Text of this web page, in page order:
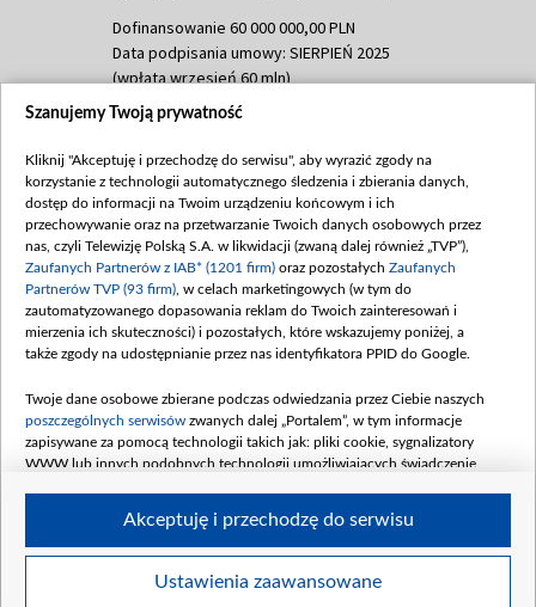
Dofinansowanie 60 000 000,00 PLN
Data podpisania umowy: SIERPIEŃ 2025
(wpłata wrzesień 60 mln)
Dofinansowanie 635 783 051,21 PLN
(wpłata wrzesień 100 mln, październik 350
mln, listopad 265 mln)
Dofinansowanie 48 862 000,00 PLN
Data podpisania umowy: GRUDZIEŃ 2025
(wpłata grudzień 60,548 mln)
Dofinansowanie 900 000 000,00 PLN
Data podpisania umowy: LUTY 2026 (wpłata
kwiecień 180 mln, 7 maja 180 mln, 8
czerwca 90 mln)
Dofinansowanie 250 000 000,00 PLN
4 sierpnia 250 mln
Szanujemy Twoją prywatność
Kliknij "Akceptuję i przechodzę do serwisu", aby wyrazić zgody na
korzystanie z technologii automatycznego śledzenia i zbierania danych,
dostęp do informacji na Twoim urządzeniu końcowym i ich
przechowywanie oraz na przetwarzanie Twoich danych osobowych przez
nas, czyli Telewizję Polską S.A. w likwidacji (zwaną dalej również „TVP”),
Zaufanych Partnerów z IAB* (1201 firm) oraz pozostałych Zaufanych
Partnerów TVP (93 firm) , w celach marketingowych (w tym do
zautomatyzowanego dopasowania reklam do Twoich zainteresowań i
mierzenia ich skuteczności) i pozostałych, które wskazujemy poniżej, a
także zgody na udostępnianie przez nas identyfikatora PPID do Google.
Twoje dane osobowe zbierane podczas odwiedzania przez Ciebie naszych
poszczególnych serwisów zwanych dalej „Portalem”, w tym informacje
zapisywane za pomocą technologii takich jak: pliki cookie, sygnalizatory
WWW lub innych podobnych technologii umożliwiających świadczenie
Twoje dane osobowe zbierane podczas odwiedzania przez Ciebie
Ustawienia zaawansowane
Akceptuję i przechodzę do serwisu